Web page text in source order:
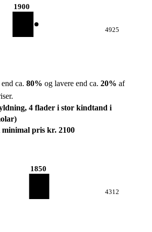
1900
4925
ca. 80% og lavere end ca. 20% af
4 flader i stor kindtand i
minimal pris kr. 2100
1850
4312